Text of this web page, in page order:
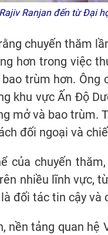
Ranjan đến từ Đại
chuyến thăm
hơn trong việc
trùm hơn.
khu vực Ấn Độ
mở và bao trùm.
đối ngoại và
của chuyến
nhiều lĩnh vực,
đối tác tin cậy và
nền tảng quan